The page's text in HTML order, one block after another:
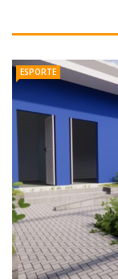
ESPORTE